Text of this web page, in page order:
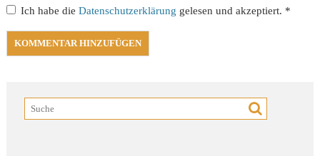
Ich habe dieDatenschutzerklärung gelesen und akzeptiert. *